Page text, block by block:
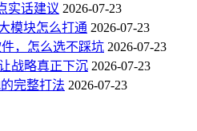
实话建议 2026-07-23
模块怎么打通 2026-07-23
，怎么选不踩坑 2026-07-23
战略真正下沉 2026-07-23
完整打法 2026-07-23